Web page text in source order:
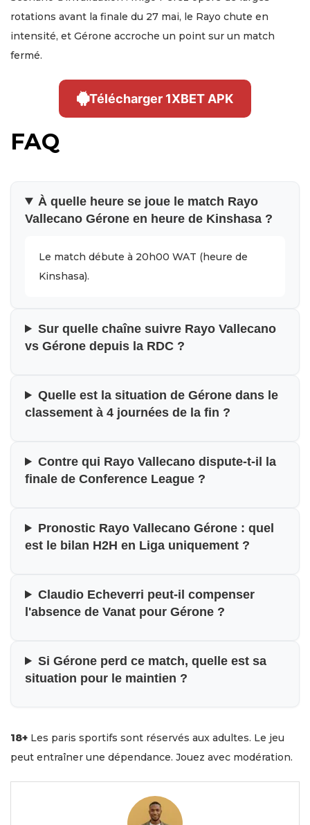
rotations avant la finale du 27 mai, le Rayo chute en
intensité, et Gérone accroche un point sur un match
fermé.
Télécharger 1XBET APK
FAQ
À quelle heure se joue le match Rayo
Vallecano Gérone en heure de Kinshasa ?
Le match débute à 20h00 WAT (heure de
Kinshasa).
Sur quelle chaîne suivre Rayo Vallecano
vs Gérone depuis la RDC ?
Quelle est la situation de Gérone dans le
classement à 4 journées de la fin ?
Contre qui Rayo Vallecano dispute-t-il la
finale de Conference League ?
Pronostic Rayo Vallecano Gérone : quel
est le bilan H2H en Liga uniquement ?
Claudio Echeverri peut-il compenser
l'absence de Vanat pour Gérone ?
Si Gérone perd ce match, quelle est sa
situation pour le maintien ?
18+ Les paris sportifs sont réservés aux adultes. Le jeu
peut entraîner une dépendance. Jouez avec modération.